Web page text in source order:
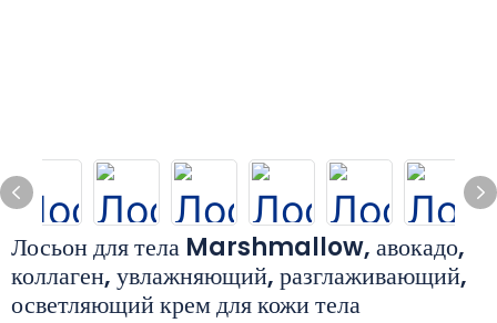
Лосьон для тела Marshmallow, авокадо,
коллаген, увлажняющий, разглаживающий,
осветляющий крем для кожи тела